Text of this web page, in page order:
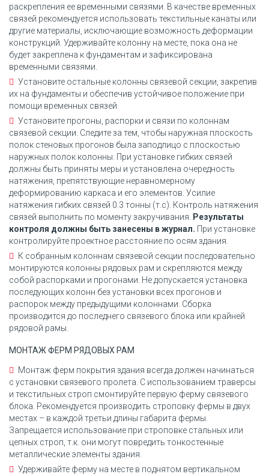
раскрепления ее временными связями. В качестве временных
связей рекомендуется использовать текстильные канаты или
другие материалы, исключающие возможность деформации
конструкций. Удерживайте колонну на месте, пока она не
будет закреплена к фундаментам и зафиксирована
временными связями.
Установите остальные колонны связевой секции, закрепив
их на фундаменты и обеспечив устойчивое положение при
помощи временных связей.
Установите прогоны, распорки и связи по колоннам
связевой секции. Следите за тем, чтобы наружная плоскость
полок стеновых прогонов была заподлицо с плоскостью
наружных полок колонны. При установке гибких связей
должны быть приняты меры и установлена очередность
натяжения, препятствующие неравномерному
деформированию каркаса и его элементов. Усилие
натяжения гибких связей 0.3 тонны (т.с). Контроль натяжения
связей выполнить по моменту закручивания.
Результаты
контроля должны быть занесены в журнал. При установке
контролируйте проектное расстояние по осям здания.
К собранным колоннам связевой секции последовательно
монтируются колонны рядовых рам и скрепляются между
собой распорками и прогонами. Не допускается установка
последующих колонн без установки всех прогонов и
распорок между предыдущими колоннами. Сборка
производится до последнего связевого блока или крайней
рядовой рамы.
МОНТАЖ ФЕРМ РЯДОВЫХ РАМ
Монтаж ферм покрытия здания всегда должен начинаться
с установки связевого пролета. С использованием траверсы
и текстильных строп смонтируйте первую ферму связевого
блока. Рекомендуется производить строповку фермы в двух
местах – в каждой третьи длины габарита фермы.
Запрещается использование при строповке стальных или
цепных строп, т.к. они могут повредить тонкостенные
металлические элементы здания.
Удерживайте ферму на месте в поднятом вертикальном